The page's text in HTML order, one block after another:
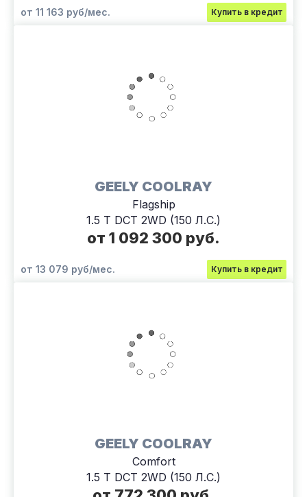
от 11 163 руб/мес. Купить в кредит
GEELY COOLRAY
Flagship
1.5 T DCT 2WD (150 Л.С.)
от 1 092 300 руб.
от 13 079 руб/мес. Купить в кредит
GEELY COOLRAY
Comfort
1.5 T DCT 2WD (150 Л.С.)